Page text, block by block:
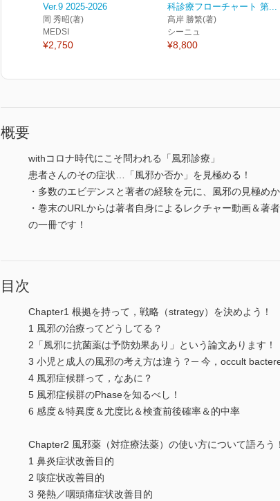
Ver.9 2025-2026
岡 秀昭(著)
MEDSI
¥2,750
科診療フローチャート 第...
髙岸 勝繁(著)
シーニュ
¥8,800
概要
withコロナ時代にこそ問われる「風邪診療」
患者さんのその症状…「風邪か否か」を見極める！
・多数のエビデンスと著者の経験を元に、風邪の見極めか
・巻末のURLからは著者自身によるレクチャー動画＆著
の一冊です！
目次
Chapter1 根拠を持って，戦略（strategy）を決めよう！
1 風邪の治療ってどうしてる？
2「風邪に抗菌薬は予防効果あり」という論文あります！
3 小児と成人の風邪の考え方は違う？─ 今，occult
4 風邪症候群って，なあに？
5 風邪症候群のPhaseを知るべし！
6 感度＆特異度＆尤度比＆検査前後確率＆的中率
Chapter2 風邪薬（対症療法薬）の使い方について語ろう！
1 鼻炎症状改善目的
2 咳症状改善目的
3 発熱／咽頭痛症状改善目的